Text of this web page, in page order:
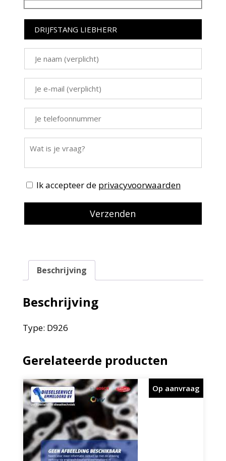
Ik accepteer de privacyvoorwaarden
Beschrijving
Beschrijving
Type: D926
Gerelateerde producten
Op aanvraag